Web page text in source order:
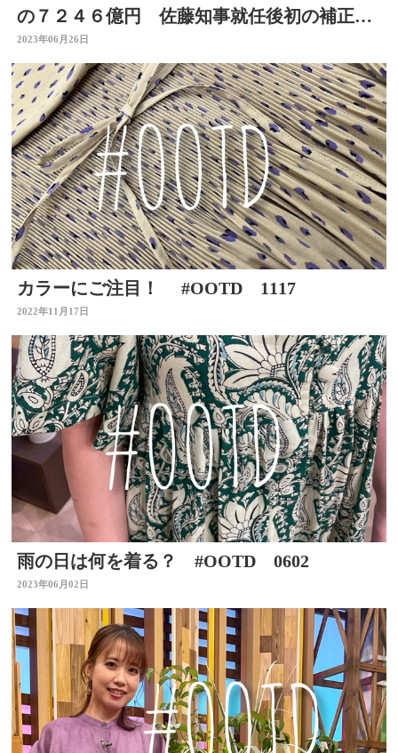
の７２４６億円 佐藤知事就任後初の補正予
算案発表
2023年06月26日
カラーにご注目！ #OOTD 1117
2022年11月17日
雨の日は何を着る？ #OOTD 0602
2023年06月02日